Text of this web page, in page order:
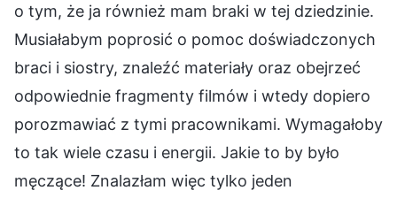
o tym, że ja również mam braki w tej dziedzinie.
Musiałabym poprosić o pomoc doświadczonych
braci i siostry, znaleźć materiały oraz obejrzeć
odpowiednie fragmenty filmów i wtedy dopiero
porozmawiać z tymi pracownikami. Wymagałoby
to tak wiele czasu i energii. Jakie to by było
męczące! Znalazłam więc tylko jeden